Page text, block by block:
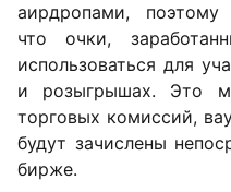
аирдропами, поэтому
что очки,
использоваться для
и розыгрышах. Это
торговых комиссий,
будут зачислены
бирже.